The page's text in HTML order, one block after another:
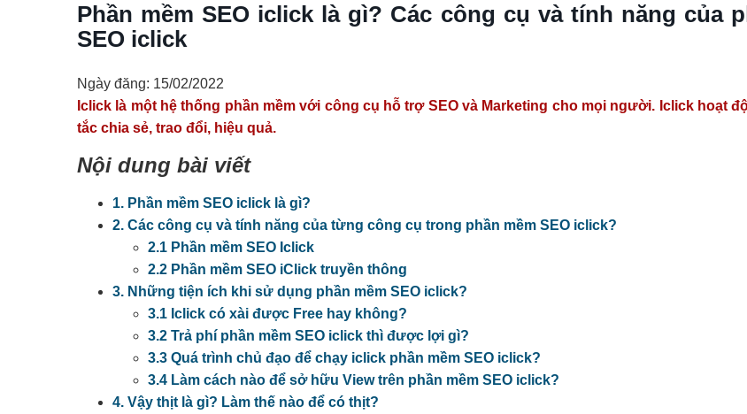
Phần mềm SEO iclick là gì? Các công cụ và tính năng của
SEO iclick
Ngày đăng: 15/02/2022
Iclick là một hệ thống phần mềm với công cụ hỗ trợ SEO và Marketing cho mọi người. Iclick hoạt
tắc chia sẻ, trao đổi, hiệu quả.
Nội dung bài viết
1. Phần mềm SEO iclick là gì?
2. Các công cụ và tính năng của từng công cụ trong phần mềm SEO iclick?
2.1 Phần mềm SEO Iclick
2.2 Phần mềm SEO iClick truyền thông
3. Những tiện ích khi sử dụng phần mềm SEO iclick?
3.1 Iclick có xài được Free hay không?
3.2 Trả phí phần mềm SEO iclick thì được lợi gì?
3.3 Quá trình chủ đạo để chạy iclick phần mềm SEO iclick?
3.4 Làm cách nào để sở hữu View trên phần mềm SEO iclick?
4. Vậy thịt là gì? Làm thế nào để có thịt?